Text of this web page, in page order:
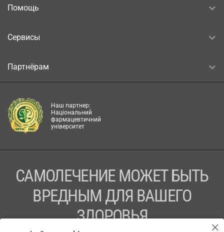
Помощь
Сервисы
Партнёрам
Наш партнер:
Національний
фармацевтичний
університет
САМОЛЕЧЕНИЕ МОЖЕТ БЫТЬ
ВРЕДНЫМ ДЛЯ ВАШЕГО
ЗДОРОВЬЯ